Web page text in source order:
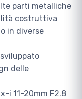
parti metalliche
costruttiva
in diverse
delle
i 11-20mm F2.8